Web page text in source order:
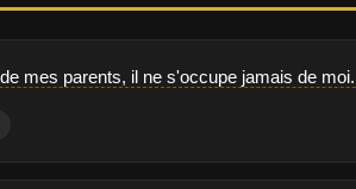
mes parents, il ne s'occupe jamais de